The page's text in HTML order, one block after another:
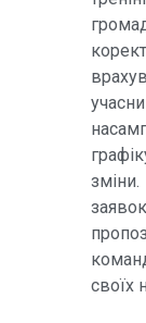
своїх